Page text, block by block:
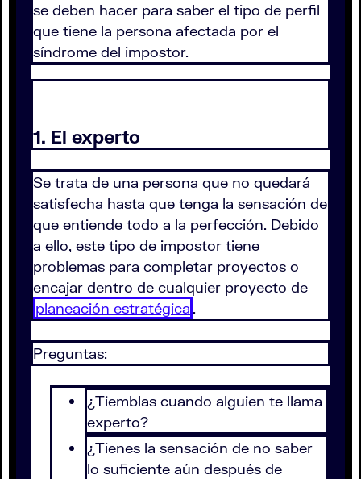
se deben hacer para saber el tipo de perfil
que tiene la persona afectada por el
síndrome del impostor.
1. El experto
Se trata de una persona que no quedará
satisfecha hasta que tenga la sensación de
que entiende todo a la perfección. Debido
a ello, este tipo de impostor tiene
problemas para completar proyectos o
encajar dentro de cualquier proyecto de
planeación estratégica .
Preguntas:
¿Tiemblas cuando alguien te llama
experto?
¿Tienes la sensación de no saber
lo suficiente aún después de